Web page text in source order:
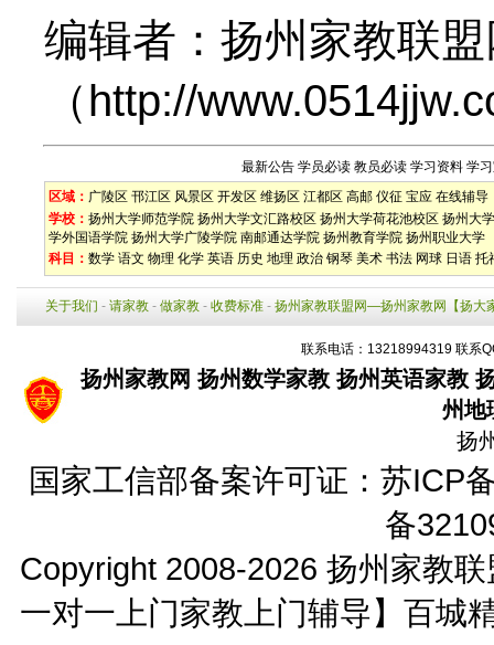
编辑者： 扬州家教联
（http://
最新公告 学员必读 教员必读 学习资料 学
区域： 广陵区 邗江区 风景区 开发区 维扬区 江都区 高邮 仪征 宝应 在线辅导
学校： 扬州大学师范学院 扬州大学文汇路校区 扬州大学荷花池校区 扬州大
学外国语学院 扬州大学广陵学院 南邮通达学院 扬州教育学院 扬州职业大学
科目： 数学 语文 物理 化学 英语 历史 地理 政治 钢琴 美术 书法 网球 日语 托
关于我们 - 请家教 - 做家教 - 收费标准 - 扬州家教联盟网—扬州家教网【扬大
联系电话：13218994319 联系
扬州家教网 扬州数学家教 扬州英语家教
州地
扬
国家工信部备案许可证： 苏ICP
备
Copyright 2008-2026 扬州家教
一对一上门家教上门辅导】百城